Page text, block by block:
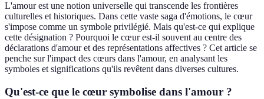
L'amour est une notion universelle qui transcende les frontières
culturelles et historiques. Dans cette vaste saga d'émotions, le cœur
s'impose comme un symbole privilégié. Mais qu'est-ce qui explique
cette désignation ? Pourquoi le cœur est-il souvent au centre des
déclarations d'amour et des représentations affectives ? Cet article se
penche sur l'impact des cœurs dans l'amour, en analysant les
symboles et significations qu'ils revêtent dans diverses cultures.
Qu'est-ce que le cœur symbolise dans l'amour ?